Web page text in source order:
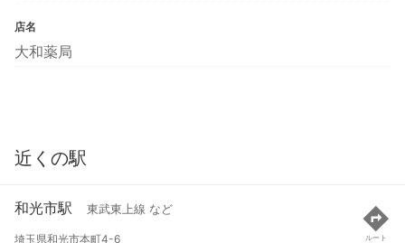
店名
大和薬局
近くの駅
和光市駅 東武東上線 など
埼玉県和光市本町4-6
ルート